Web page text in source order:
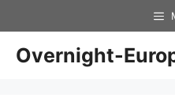
Inhalt
springen
Overnight-